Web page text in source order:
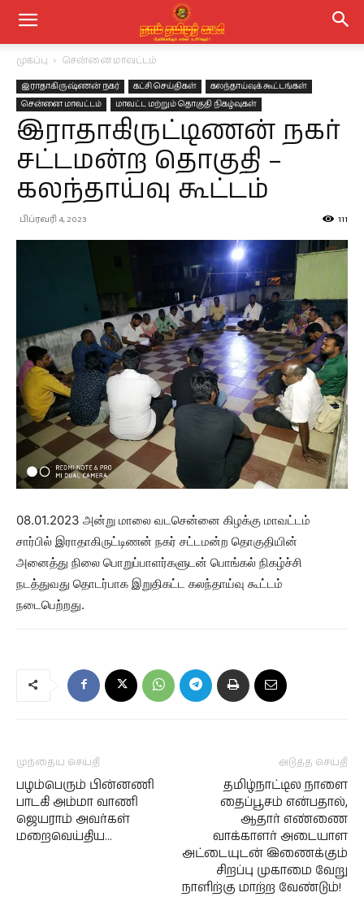
முகப்பு சென்னை மாவட்டம்
இராதாகிருஷ்ணன் நகர் கட்சி செய்திகள்
கலந்தாய்வுக் கூட்டங்கள்
சென்னை மாவட்டம்
மாவட்ட மற்றும் தொகுதி நிகழ்வுகள்
இராதாகிருட்டிணன் நகர்
சட்டமன்ற தொகுதி –
கலந்தாய்வு கூட்டம்
பிப்ரவரி 4, 2023 111
08.01.2023 அன்று மாலை வடசென்னை கிழக்கு மாவட்டம்
சார்பில் இராதாகிருட்டிணன் நகர் சட்டமன்ற தொகுதியின்
அனைத்து நிலை பொறுப்பாளர்களுடன் பொங்கல் நிகழ்ச்சி
நடத்துவது தொடர்பாக இறுதிகட்ட கலந்தாய்வு கூட்டம்
நடைபெற்றது.
முந்தைய செய்தி
பழம்பெரும் பின்னணி
பாடகி அம்மா வாணி
ஜெயராம் அவர்கள்
மறைவெய்திய…
அடுத்த செய்தி
தமிழ்நாட்டில நாளை
தைப்பூசம் என்பதால்,
ஆதார் எண்ணை
வாக்காளர் அடையாள
அட்டையுடன் இணைக்கும்
சிறப்பு முகாமை வேறு
நாளிற்கு மாற்ற வேண்டும்!